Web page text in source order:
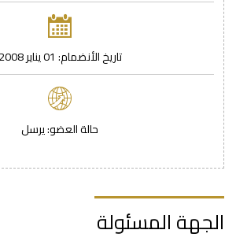
تاريخ اﻷنضمام: 01 يناير 2008
حالة العضو: يرسل
الجهة المسئولة